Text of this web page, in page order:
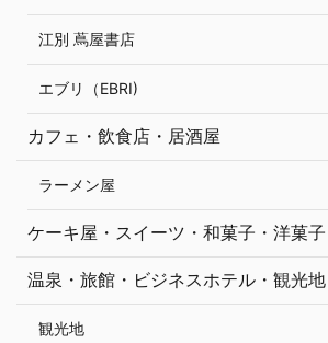
江別 蔦屋書店
エブリ（EBRI)
カフェ・飲食店・居酒屋
ラーメン屋
ケーキ屋・スイーツ・和菓子・洋菓子
温泉・旅館・ビジネスホテル・観光地
観光地